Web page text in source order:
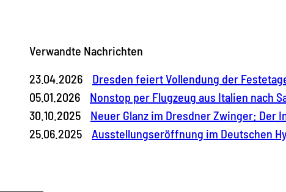
Verwandte Nachrichten
23.04.2026
Dresden feiert Vollendung der
05.01.2026
Nonstop per Flugzeug aus Italien nach
30.10.2025
Neuer Glanz im Dresdner Zwinger:
25.06.2025
Ausstellungseröffnung im Deutschen